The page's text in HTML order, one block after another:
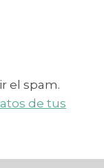
el spam.
de tus